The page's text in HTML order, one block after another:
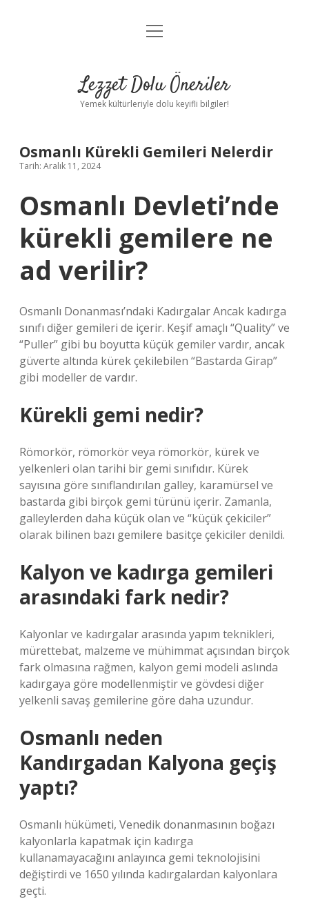
Anasayfa
Yasal Uyarı
menüyü
Lezzet Dolu Öneriler
Yemek kültürleriyle dolu keyifli bilgiler!
Osmanlı Kürekli Gemileri Nelerdir
Tarih: Aralık 11, 2024
Osmanlı Devleti’nde
kürekli gemilere ne
ad verilir?
Osmanlı Donanması’ndaki Kadırgalar Ancak kadırga
sınıfı diğer gemileri de içerir. Keşif amaçlı “Quality” ve
“Puller” gibi bu boyutta küçük gemiler vardır, ancak
güverte altında kürek çekilebilen “Bastarda Girap”
gibi modeller de vardır.
Kürekli gemi nedir?
Römorkör, römorkör veya römorkör, kürek ve
yelkenleri olan tarihi bir gemi sınıfıdır. Kürek
sayısına göre sınıflandırılan galley, karamürsel ve
bastarda gibi birçok gemi türünü içerir. Zamanla,
galleylerden daha küçük olan ve “küçük çekiciler”
olarak bilinen bazı gemilere basitçe çekiciler denildi.
Kalyon ve kadırga gemileri
arasındaki fark nedir?
Kalyonlar ve kadırgalar arasında yapım teknikleri,
mürettebat, malzeme ve mühimmat açısından birçok
fark olmasına rağmen, kalyon gemi modeli aslında
kadırgaya göre modellenmiştir ve gövdesi diğer
yelkenli savaş gemilerine göre daha uzundur.
Osmanlı neden
Kandırgadan Kalyona geçiş
yaptı?
Osmanlı hükümeti, Venedik donanmasının boğazı
kalyonlarla kapatmak için kadırga
kullanamayacağını anlayınca gemi teknolojisini
değiştirdi ve 1650 yılında kadırgalardan kalyonlara
geçti.